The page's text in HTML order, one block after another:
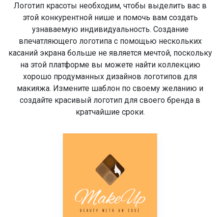
Логотип красоты необходим, чтобы выделить вас в
этой конкурентной нише и помочь вам создать
узнаваемую индивидуальность. Создание
впечатляющего логотипа с помощью нескольких
касаний экрана больше не является мечтой, поскольку
на этой платформе вы можете найти коллекцию
хорошо продуманных дизайнов логотипов для
макияжа. Измените шаблон по своему желанию и
создайте красивый логотип для своего бренда в
кратчайшие сроки.